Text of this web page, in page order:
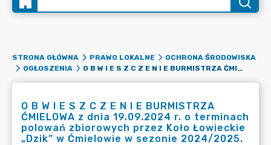
STRONA GŁÓWNA PRAWO LOKALNE
OCHRONA ŚRODOWISKA
OGŁOSZENIA
O B W I E S Z C Z E N I E BURMISTRZA ĆMIELOWA Z DNIA 19.09.2024 R. O TERMINACH POLOWAŃ ZBIOROWYCH PRZEZ KOŁO ŁOWIECKIE „DZIK” W ĆMIELOWIE W SEZONIE 2024/2025.
O B W I E S Z C Z E N I E BURMISTRZA
ĆMIELOWA z dnia 19.09.2024 r. o terminach
polowań zbiorowych przez Koło Łowieckie
„Dzik” w Ćmielowie w sezonie 2024/2025.